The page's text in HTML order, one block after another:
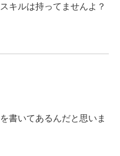
キルは持ってませんよ？
書いてあるんだと思いま